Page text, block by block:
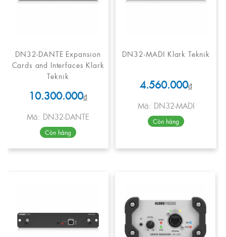
DN32-DANTE Expansion
Cards and Interfaces Klark
Teknik
10.300.000₫
Mã: DN32-DANTE
Còn hàng
DN32-MADI Klark Teknik
4.560.000₫
Mã: DN32-MADI
Còn hàng